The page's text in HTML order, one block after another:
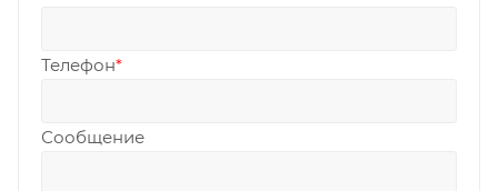
Телефон*
Сообщение